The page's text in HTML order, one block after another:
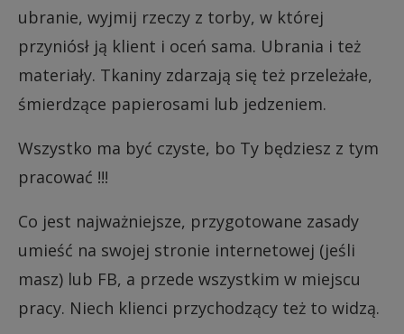
ubranie, wyjmij rzeczy z torby, w której
przyniósł ją klient i oceń sama. Ubrania i też
materiały. Tkaniny zdarzają się też przeleżałe,
śmierdzące papierosami lub jedzeniem.
Wszystko ma być czyste, bo Ty będziesz z tym
pracować !!!
Co jest najważniejsze, przygotowane zasady
umieść na swojej stronie internetowej (jeśli
masz) lub FB, a przede wszystkim w miejscu
pracy. Niech klienci przychodzący też to widzą.